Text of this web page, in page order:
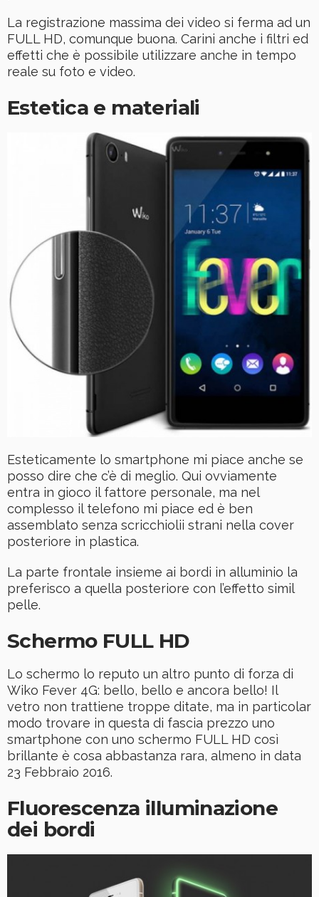
La registrazione massima dei video si ferma ad un
FULL HD, comunque buona. Carini anche i filtri ed
effetti che è possibile utilizzare anche in tempo
reale su foto e video.
Estetica e materiali
Esteticamente lo smartphone mi piace anche se
posso dire che c’è di meglio. Qui ovviamente
entra in gioco il fattore personale, ma nel
complesso il telefono mi piace ed è ben
assemblato senza scricchiolii strani nella cover
posteriore in plastica.
La parte frontale insieme ai bordi in alluminio la
preferisco a quella posteriore con l’effetto simil
pelle.
Schermo FULL HD
Lo schermo lo reputo un altro punto di forza di
Wiko Fever 4G: bello, bello e ancora bello! Il
vetro non trattiene troppe ditate, ma in particolar
modo trovare in questa di fascia prezzo uno
smartphone con uno schermo FULL HD così
brillante è cosa abbastanza rara, almeno in data
23 Febbraio 2016.
Fluorescenza illuminazione
dei bordi